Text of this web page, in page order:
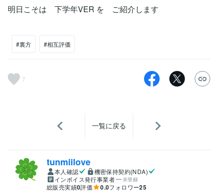
明日こそは 下学年VER を ご紹介します
#裏方 #相互評価
7
一覧に戻る
tunmiilove
本人確認
機密保持契約(NDA)
インボイス発行事業者
未登録
総販売実績0評価 0.0フォロワー25